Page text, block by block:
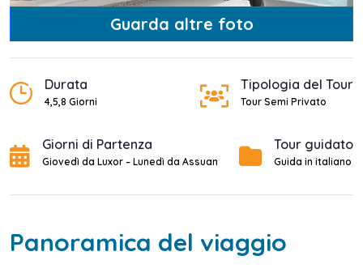
Guarda altre foto
Durata
4,5,8 Giorni
Tipologia del Tour
Tour Semi Privato
Giorni di Partenza
Giovedì da Luxor – Lunedì da Assuan
Tour guidato
Guida in italiano
Panoramica del viaggio